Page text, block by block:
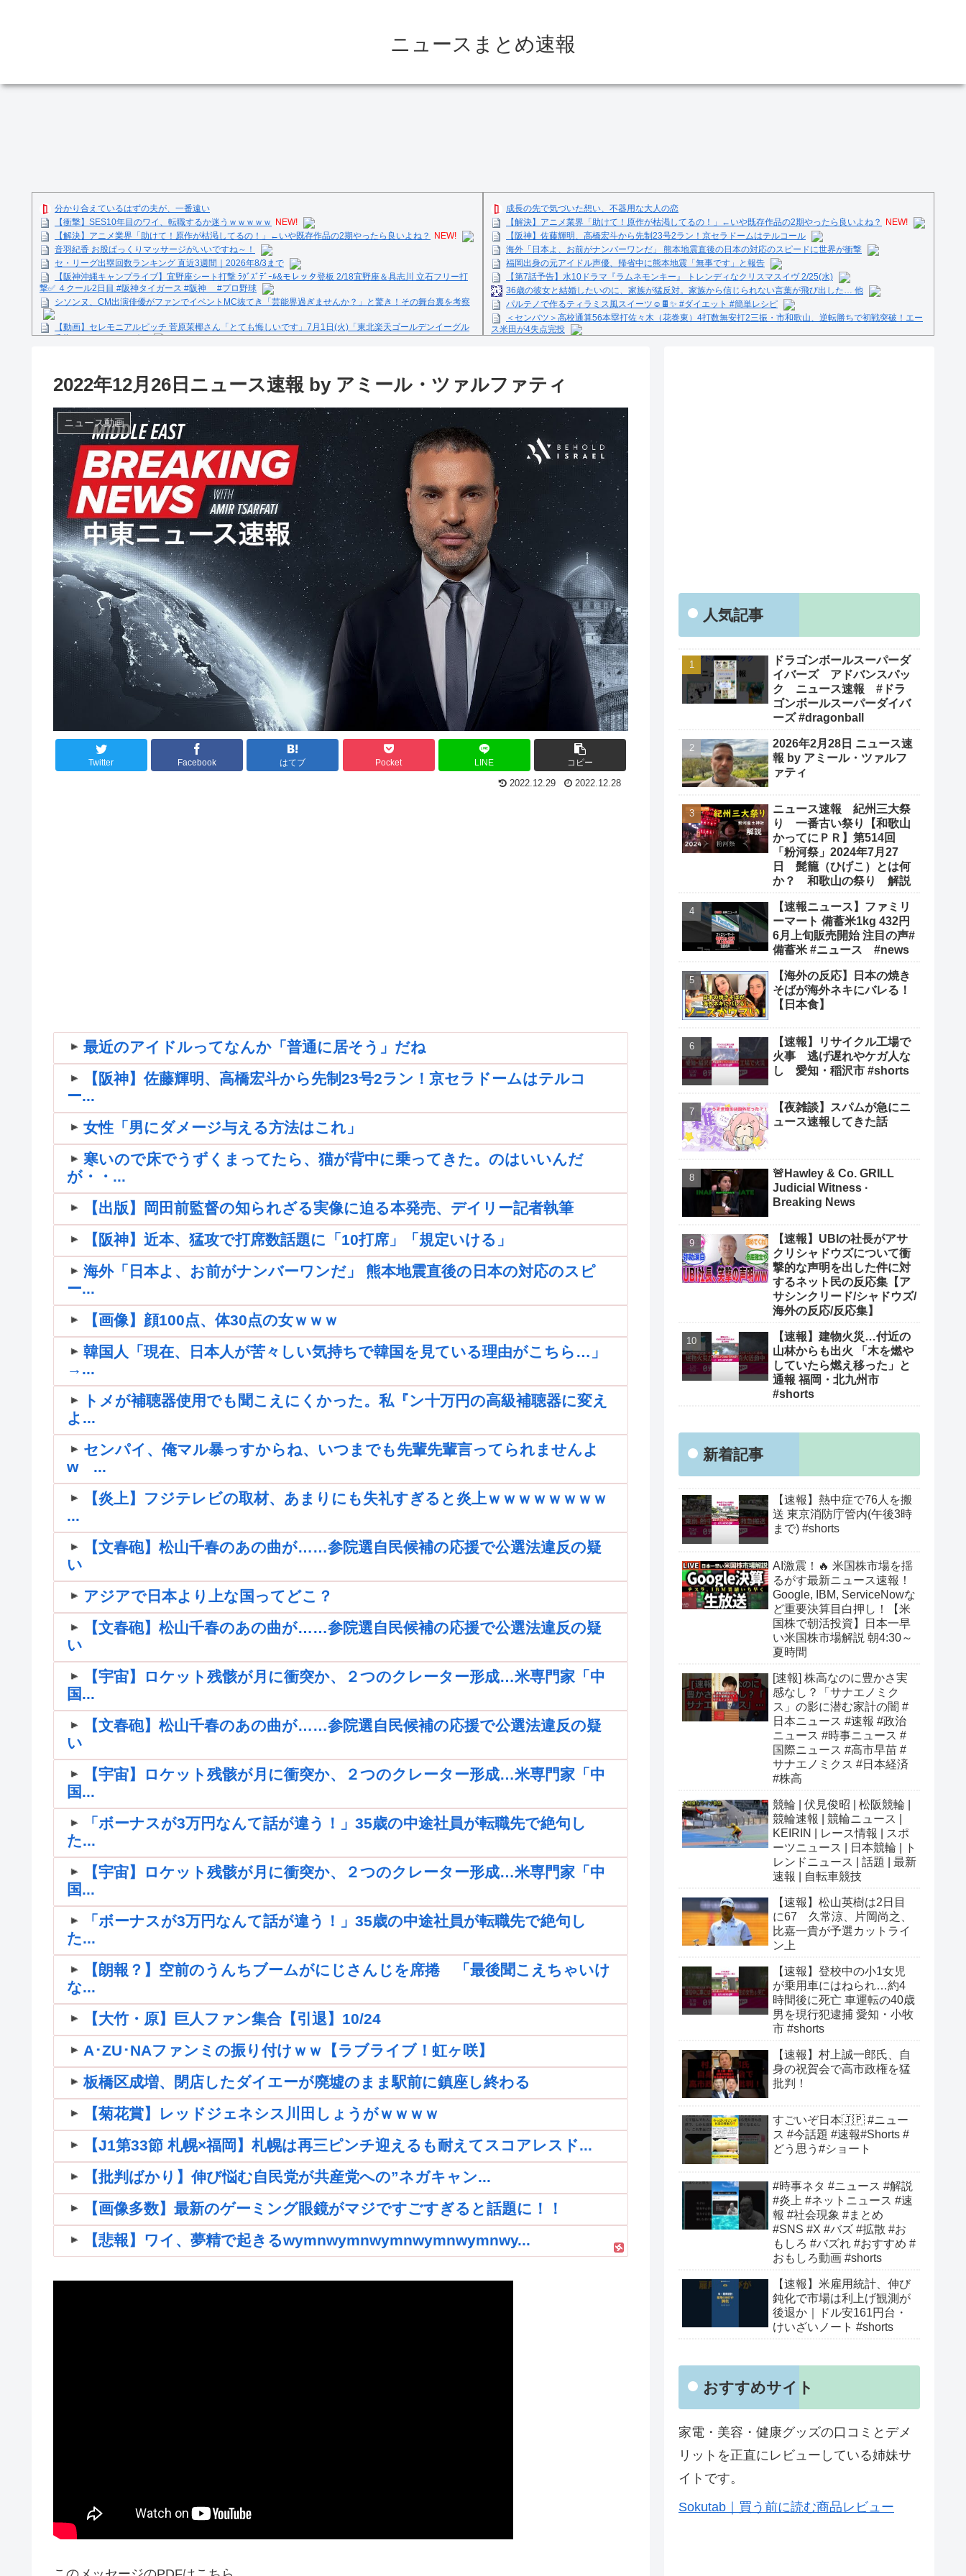
ニュースまとめ速報
分かり合えているはずの夫が、一番遠い
【衝撃】SES10年目のワイ、転職するか迷うｗｗｗｗｗ
NEW!
【解決】アニメ業界「助けて！原作が枯渇してるの！」←いや既存作品の2期やったら良いよね？
NEW!
音羽紀香 お股ぱっくりマッサージがいいですね～！
セ・リーグ出塁回数ランキング 直近3週間｜2026年8/3まで
【阪神沖縄キャンプライブ】宜野座シート打撃 ﾗｸﾞｽﾞﾃﾞｰﾙ&モレッタ登板 2/18宜野座＆具志川 立石フリー打
撃✅ ４クール2日目 #阪神タイガース #阪神 #プロ野球
シソンヌ、CM出演俳優がファンでイベントMC抜てき「芸能界過ぎませんか？」と驚き！その舞台裏を考察
【動画】セレモニアルピッチ 菅原茉椰さん「とても悔しいです」7月1日(火)「東北楽天ゴールデンイーグル
ス×千葉ロッテマリーンズ」
Powered by livedoor 相互RSS
成長の先で気づいた想い、不器用な大人の恋
【解決】アニメ業界「助けて！原作が枯渇してるの！」←いや既存作品の2期やったら良いよね？
NEW!
【阪神】佐藤輝明、高橋宏斗から先制23号2ラン！京セラドームはテルコール
海外「日本よ、お前がナンバーワンだ」 熊本地震直後の日本の対応のスピードに世界が衝撃
福岡出身の元アイドル声優、帰省中に熊本地震「無事です」と報告
【第7話予告】水10ドラマ『ラムネモンキー』 トレンディなクリスマスイヴ 2/25(水)
36歳の彼女と結婚したいのに、家族が猛反対。家族から信じられない言葉が飛び出した… 他
パルテノで作るティラミス風スイーツ☺️🍫✨ #ダイエット #簡単レシピ
＜センバツ＞高校通算56本塁打佐々木（花巻東）4打数無安打2三振・市和歌山、逆転勝ちで初戦突破！エー
ス米田が4失点完投
2022年12月26日ニュース速報 by アミール・ツァルファティ
ニュース動画
Twitter Facebook はてブ Pocket LINE コピー
2022.12.29 2022.12.28
最近のアイドルってなんか「普通に居そう」だね
【阪神】佐藤輝明、高橋宏斗から先制23号2ラン！京セラドームはテルコ
ー...
女性「男にダメージ与える方法はこれ」
寒いので床でうずくまってたら、猫が背中に乗ってきた。のはいいんだ
が・・...
【出版】岡田前監督の知られざる実像に迫る本発売、デイリー記者執筆
【阪神】近本、猛攻で打席数話題に「10打席」「規定いける」
海外「日本よ、お前がナンバーワンだ」 熊本地震直後の日本の対応のスピ
ー...
【画像】顔100点、体30点の女ｗｗｗ
韓国人「現在、日本人が苦々しい気持ちで韓国を見ている理由がこちら…」
→...
トメが補聴器使用でも聞こえにくかった。私『ン十万円の高級補聴器に変え
よ...
センパイ、俺マル暴っすからね、いつまでも先輩先輩言ってられませんよ
w ...
【炎上】フジテレビの取材、あまりにも失礼すぎると炎上ｗｗｗｗｗｗｗｗ
...
【文春砲】松山千春のあの曲が……参院選自民候補の応援で公選法違反の疑
い
アジアで日本より上な国ってどこ？
【文春砲】松山千春のあの曲が……参院選自民候補の応援で公選法違反の疑
い
【宇宙】ロケット残骸が月に衝突か、２つのクレーター形成…米専門家「中
国...
【文春砲】松山千春のあの曲が……参院選自民候補の応援で公選法違反の疑
い
【宇宙】ロケット残骸が月に衝突か、２つのクレーター形成…米専門家「中
国...
「ボーナスが3万円なんて話が違う！」35歳の中途社員が転職先で絶句し
た...
【宇宙】ロケット残骸が月に衝突か、２つのクレーター形成…米専門家「中
国...
「ボーナスが3万円なんて話が違う！」35歳の中途社員が転職先で絶句し
た...
【朗報？】空前のうんちブームがにじさんじを席捲 「最後聞こえちゃいけ
な...
【大竹・原】巨人ファン集合【引退】10/24
A･ZU･NAファンミの振り付けｗｗ【ラブライブ！虹ヶ咲】
板橋区成増、閉店したダイエーが廃墟のまま駅前に鎮座し終わる
【菊花賞】レッドジェネシス川田しょうがｗｗｗｗ
【J1第33節 札幌×福岡】札幌は再三ピンチ迎えるも耐えてスコアレスド...
【批判ばかり】伸び悩む自民党が共産党への”ネガキャン...
【画像多数】最新のゲーミング眼鏡がマジですごすぎると話題に！！
【悲報】ワイ、夢精で起きるwymnwymnwymnwymnwymnwy...
人気記事
ドラゴンボールスーパーダ
イバーズ アドバンスパッ
ク ニュース速報 #ドラ
ゴンボールスーパーダイバ
ーズ #dragonball
2026年2月28日 ニュース速
報 by アミール・ツァルフ
ァティ
ニュース速報 紀州三大祭
り 一番古い祭り【和歌山
かってにＰＲ】第514回
「粉河祭」2024年7月27
日 髭籠（ひげこ）とは何
か？ 和歌山の祭り 解説
【速報ニュース】ファミリ
ーマート 備蓄米1kg 432円
6月上旬販売開始 注目の声#
備蓄米 #ニュース #news
【海外の反応】日本の焼き
そばが海外ネキにバレる！
【日本食】
【速報】リサイクル工場で
火事 逃げ遅れやケガ人な
し 愛知・稲沢市 #shorts
【夜雑談】スパムが急にニ
ュース速報してきた話
🚨Hawley & Co. GRILL
Judicial Witness ·
Breaking News
【速報】UBIの社長がアサ
クリシャドウズについて衝
撃的な声明を出した件に対
するネット民の反応集【ア
サシンクリード/シャドウズ/
海外の反応/反応集】
【速報】建物火災…付近の
山林からも出火 「木を燃や
していたら燃え移った」と
通報 福岡・北九州市
#shorts
新着記事
【速報】熱中症で76人を搬
送 東京消防庁管内(午後3時
まで) #shorts
AI激震！🔥 米国株市場を揺
るがす最新ニュース速報！
Google, IBM, ServiceNowな
ど重要決算目白押し！【米
国株で朝活投資】日本一早
い米国株市場解説 朝4:30～
夏時間
[速報] 株高なのに豊かさ実
感なし？「サナエノミク
ス」の影に潜む家計の闇 #
日本ニュース #速報 #政治
ニュース #時事ニュース #
国際ニュース #高市早苗 #
サナエノミクス #日本経済
#株高
競輪 | 伏見俊昭 | 松阪競輪 |
競輪速報 | 競輪ニュース |
KEIRIN | レース情報 | スポ
ーツニュース | 日本競輪 | ト
レンドニュース | 話題 | 最新
速報 | 自転車競技
【速報】松山英樹は2日目
に67 久常涼、片岡尚之、
比嘉一貴が予選カットライ
ン上
【速報】登校中の小1女児
が乗用車にはねられ…約4
時間後に死亡 車運転の40歳
男を現行犯逮捕 愛知・小牧
市 #shorts
【速報】村上誠一郎氏、自
身の祝賀会で高市政権を猛
批判！
すごいぞ日本🇯🇵 #ニュー
ス #今話題 #速報#Shorts #
どう思う#ショート
#時事ネタ #ニュース #解説
#炎上 #ネットニュース #速
報 #社会現象 #まとめ
#SNS #X #バズ #拡散 #お
もしろ #バズれ #おすすめ #
おもしろ動画 #shorts
【速報】米雇用統計、伸び
鈍化で市場は利上げ観測が
後退か｜ドル安161円台・
けいざいノート #shorts
おすすめサイト
家電・美容・健康グッズの口コミとデメ
リットを正直にレビューしている姉妹サ
イトです。
Sokutab｜買う前に読む商品レビュー